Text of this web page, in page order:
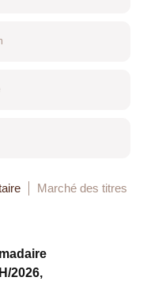
Marché des titres
2026,